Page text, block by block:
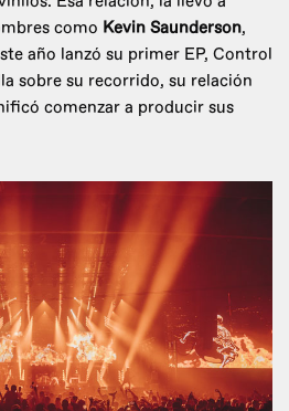
como Kevin Saunderson,
año lanzó su primer EP, Control
sobre su recorrido, su relación
comenzar a producir sus